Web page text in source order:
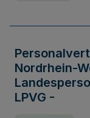
Nordrhein-
LPVG -